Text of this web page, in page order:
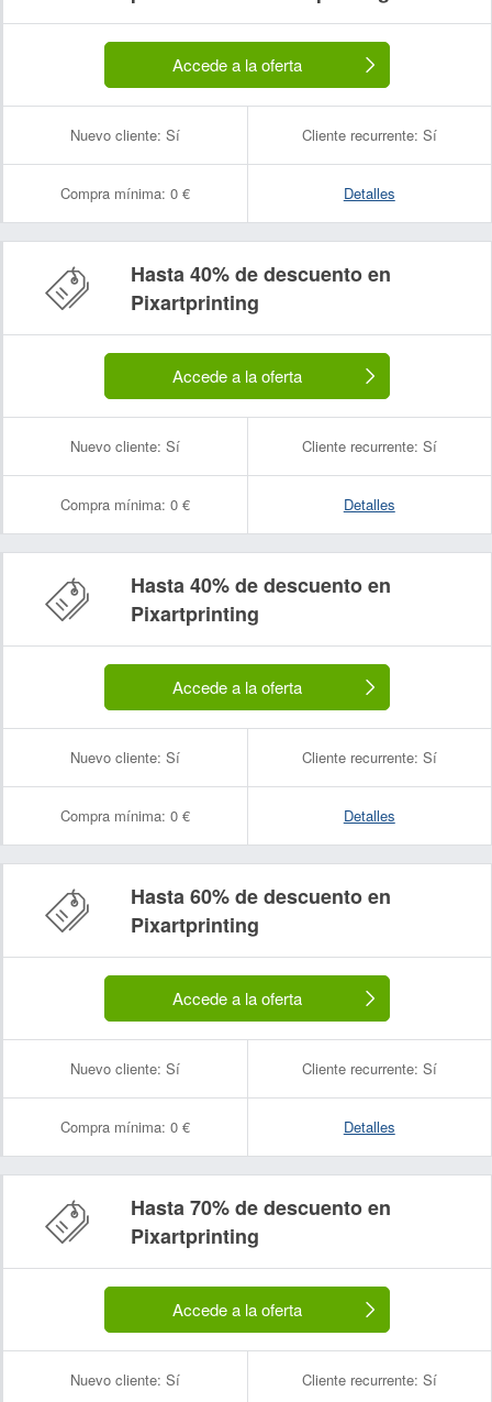
Accede a la oferta
Nuevo cliente: Sí Cliente recurrente: Sí
Compra mínima: 0 € Detalles
Hasta 40% de descuento en
Pixartprinting
Accede a la oferta
Nuevo cliente: Sí Cliente recurrente: Sí
Compra mínima: 0 € Detalles
Hasta 40% de descuento en
Pixartprinting
Accede a la oferta
Nuevo cliente: Sí Cliente recurrente: Sí
Compra mínima: 0 € Detalles
Hasta 60% de descuento en
Pixartprinting
Accede a la oferta
Nuevo cliente: Sí Cliente recurrente: Sí
Compra mínima: 0 € Detalles
Hasta 70% de descuento en
Pixartprinting
Accede a la oferta
Nuevo cliente: Sí Cliente recurrente: Sí